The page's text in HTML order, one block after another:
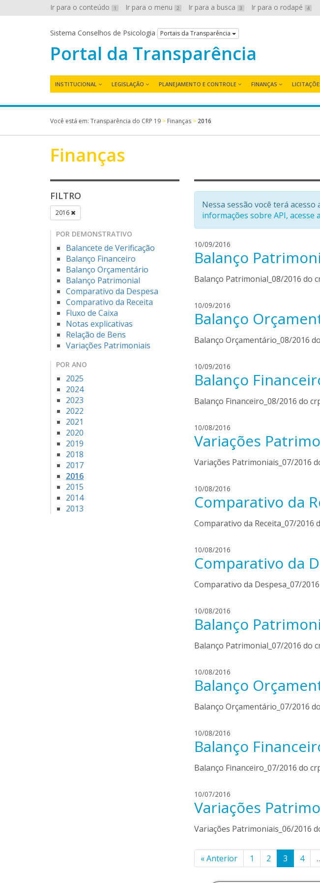
Ir para o conteúdo 1 Ir para o menu 2 Ir para a busca 3 Ir para o rodapé 4
Sistema Conselhos de Psicologia Portais da Transparência
Portal da Transparência
INSTITUCIONAL LEGISLAÇÃO PLANEJAMENTO E CONTROLE FINANÇAS
Você está em: Transparência do CRP 19 > Finanças > 2016
Finanças
FILTRO
2016
POR DEMONSTRATIVO
Balancete de Verificação
Balanço Financeiro
Balanço Orçamentário
Balanço Patrimonial
Comparativo da Despesa
Comparativo da Receita
Fluxo de Caixa
Notas explicativas
Relação de Bens
Variações Patrimoniais
POR ANO
2025
2024
2023
2022
2021
2020
2019
2018
2017
2016
2015
2014
2013
Nessa sessão você terá
informações sobre API, acesse
10/09/2016a
r
l
i
o
o
i
e
r
Balanço
Balanço Patrimonial_08/2016 do
10/09/2016a
r
l
i
o
o
i
e
r
Balanço
Balanço Orçamentário_08/2016
10/09/2016a
r
l
i
o
o
l
e
r
Balanço
Balanço Financeiro_08/2016 do
10/08/2016a
r
l
o
o
i
e
r
Variações
Variações Patrimoniais_07/2016
10/08/2016a
r
l
i
o
o
i
e
r
Comparativo da
Comparativo da Receita_07/2016
10/08/2016a
r
l
i
o
o
i
e
r
Comparativo da
Comparativo da Despesa_07/
10/08/2016a
r
l
i
o
o
i
e
r
Balanço
Balanço Patrimonial_07/2016 do
10/08/2016a
r
l
i
o
o
i
e
r
Balanço
Balanço Orçamentário_07/2016
10/08/2016a
r
l
i
o
o
l
e
i
Balanço
Balanço Financeiro_07/2016 do
10/07/2016a
r
l
d
o
o
l
Variações
Variações Patrimoniais_06/2016
Paginação
de
« Anterior 1 2 3 4